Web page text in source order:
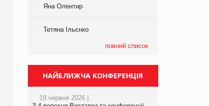
Яна Олентир
Тетяна Ільєнко
повний список
НАЙБЛИЖЧА КОНФЕРЕНЦІЯ
18 червня 2026 |